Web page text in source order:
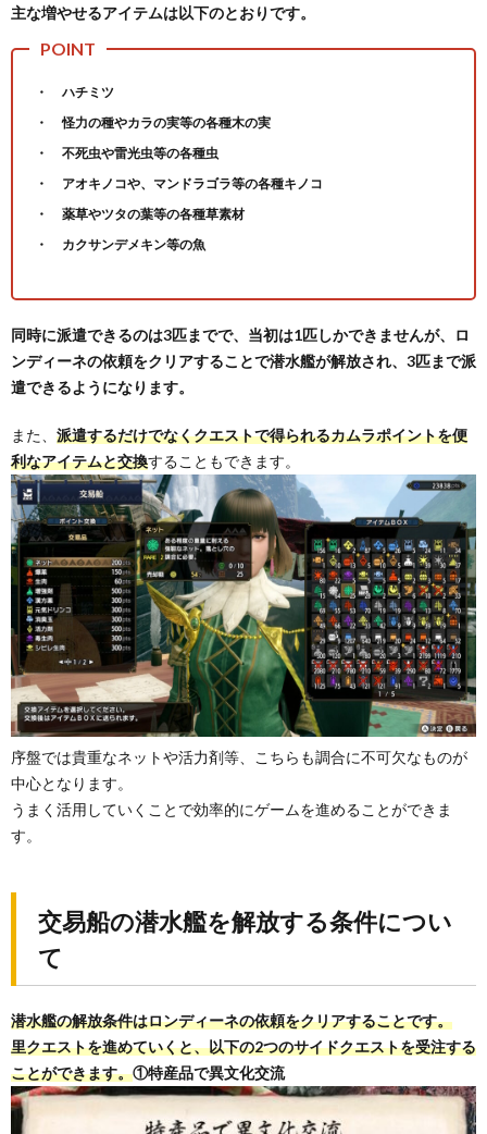
主な増やせるアイテムは以下のとおりです。
ハチミツ
怪力の種やカラの実等の各種木の実
不死虫や雷光虫等の各種虫
アオキノコや、マンドラゴラ等の各種キノコ
薬草やツタの葉等の各種草素材
カクサンデメキン等の魚
同時に派遣できるのは3匹までで、当初は1匹しかできませんが、ロ
ンディーネの依頼をクリアすることで潜水艦が解放され、3匹まで派
遣できるようになります。
また、 派遣するだけでなくクエストで得られるカムラポイントを便
利なアイテムと交換することもできます。
序盤では貴重なネットや活力剤等、こちらも調合に不可欠なものが
中心となります。
うまく活用していくことで効率的にゲームを進めることができま
す。
交易船の潜水艦を解放する条件につい
て
潜水艦の解放条件はロンディーネの依頼をクリアすることです。
里クエストを進めていくと、以下の2つのサイドクエストを受注する
ことができます。①特産品で異文化交流